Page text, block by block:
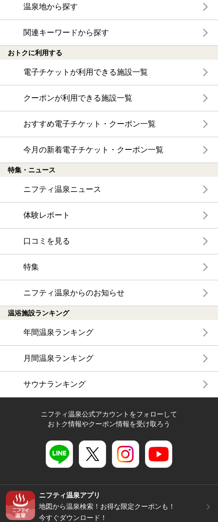
温泉地から探す
関連キーワードから探す
おトクに利用する
電子チケットが利用できる施設一覧
クーポンが利用できる施設一覧
おすすめ電子チケット・クーポン一覧
今月の新着電子チケット・クーポン一覧
特集・ニュース
ニフティ温泉ニュース
体験レポート
口コミを見る
特集
ニフティ温泉からのお知らせ
温浴施設ランキング
年間温泉ランキング
月間温泉ランキング
サウナランキング
ニフティ温泉公式アカウントをフォローして
おトク情報やクーポン情報を受け取ろう
ニフティ温泉アプリ
地図から温泉検索！お得な限定クーポンも！
今すぐダウンロード！